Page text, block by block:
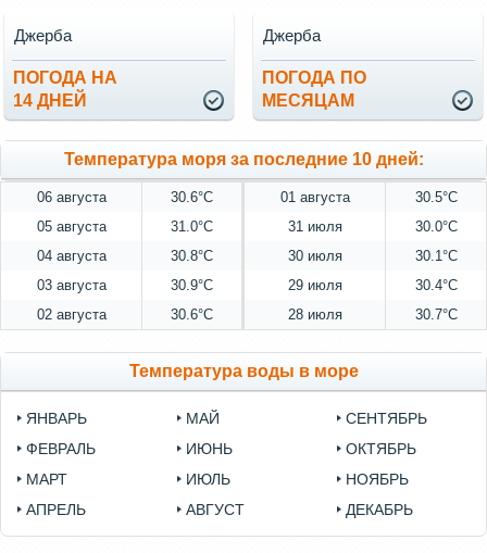
ПОГОДА НА
14 ДНЕЙ
Джерба
ПОГОДА ПО
МЕСЯЦАМ
Джерба
Температура моря за последние 10 дней:
06 августа 30.6°C 01 августа
30.5°C
05 августа
31.0°C 31 июля
30.0°C
04 августа
30.8°C 30 июля
30.1°C
03 августа
30.9°C 29 июля
30.4°C
02 августа
30.6°C 28 июля 30.7°C
Температура воды в море
ЯНВАРЬ
ФЕВРАЛЬ
МАРТ
АПРЕЛЬ
МАЙ
ИЮНЬ
ИЮЛЬ
АВГУСТ
СЕНТЯБРЬ
ОКТЯБРЬ
НОЯБРЬ
ДЕКАБРЬ